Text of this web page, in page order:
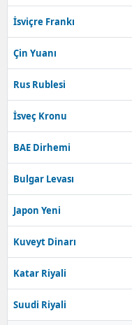
İsviçre Frankı
Çin Yuanı
Rus Rublesi
İsveç Kronu
BAE Dirhemi
Bulgar Levası
Japon Yeni
Kuveyt Dinarı
Katar Riyali
Suudi Riyali